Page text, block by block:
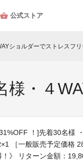
公式ストア
ショルダーでストレスフ
様・４
！]先着30名様
［一般販売予定価格
！》 リターン金額：